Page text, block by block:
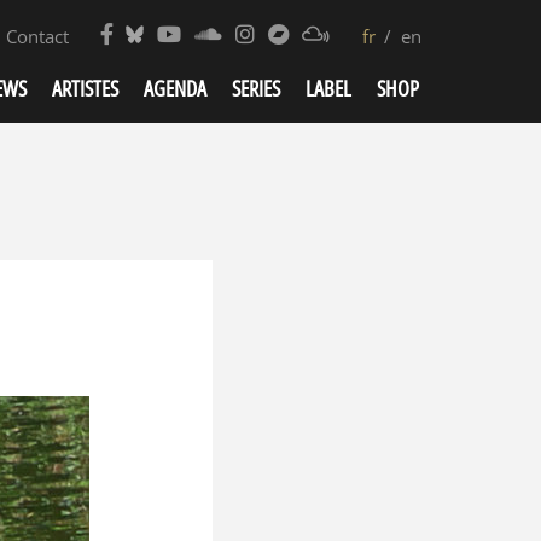
fr en
Contact
ARTISTES AGENDA SERIES LABEL SHOP